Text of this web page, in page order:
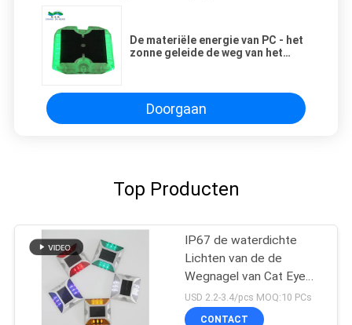
De materiële energie van PC - het
zonne geleide de weg van het
Doorgaan
Top Producten
IP67 de waterdichte
Lichten van de de
Wegnagel van Cat Eye
Road Stud Outdoor
Zonne
USD 2.2-3.4/pcs MOQ:10 PCs
CONTACT